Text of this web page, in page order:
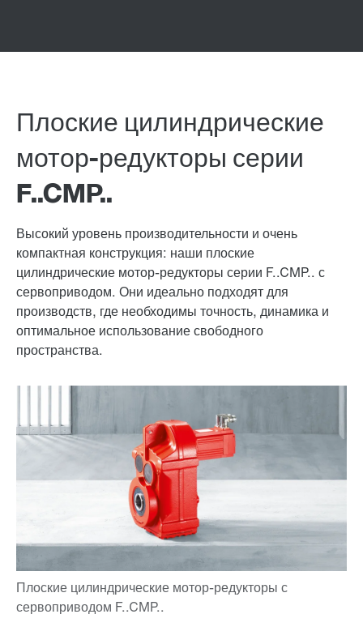
Плоские цилиндрические
мотор-редукторы серии
F..CMP..
Высокий уровень производительности и очень
компактная конструкция: наши плоские
цилиндрические мотор-редукторы серии F..CMP.. с
сервоприводом. Они идеально подходят для
производств, где необходимы точность, динамика и
оптимальное использование свободного
пространства.